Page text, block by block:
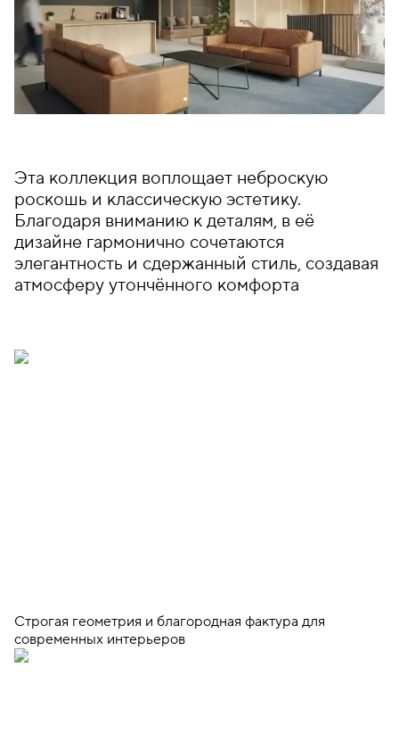
Эта коллекция воплощает неброскую
роскошь и классическую эстетику.
Благодаря вниманию к деталям, в её
дизайне гармонично сочетаются
элегантность и сдержанный стиль, создавая
атмосферу утончённого комфорта
Строгая геометрия и благородная фактура для
современных интерьеров